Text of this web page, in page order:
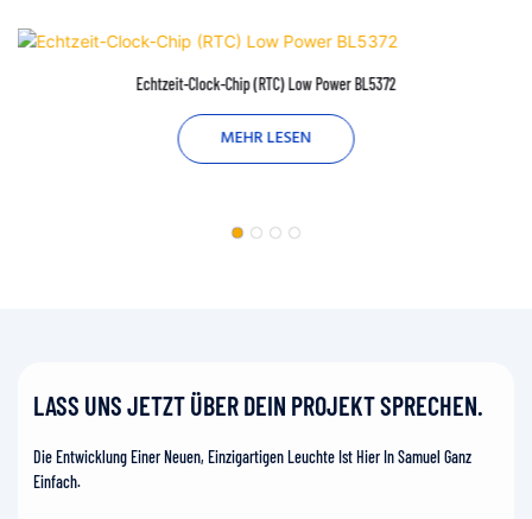
Echtzeit-Clock-Chip (RTC) Low Power BL5372
MEHR LESEN
LASS UNS JETZT ÜBER DEIN PROJEKT SPRECHEN.
Die Entwicklung Einer Neuen, Einzigartigen Leuchte Ist Hier In Samuel Ganz
Einfach.